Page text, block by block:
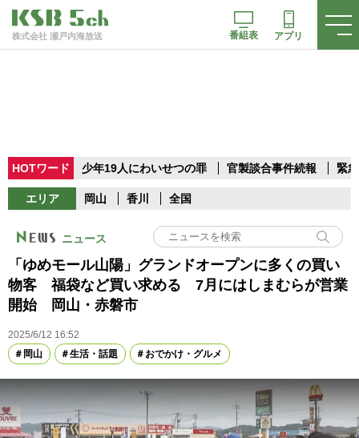
株式会社 瀬戸内海放送 番組表 アプリ
HOTワード 少年19人にわいせつの罪 官製談合事件続報 緊
エリア 岡山 香川 全国
ニュース
「ゆめモール山陽」グランドオープンに多くの買い
物客 福袋など買い求める 7月にはしまむらが営業
開始 岡山・赤磐市
2025/6/12 16:52
岡山
生活・話題 おでかけ・グルメ